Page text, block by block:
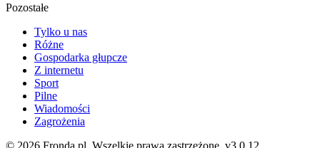
Pozostałe
Tylko u nas
Różne
Gospodarka głupcze
Z internetu
Sport
Pilne
Wiadomości
Zagrożenia
© 2026 Fronda.pl. Wszelkie prawa zastrzeżone. v3.0.12